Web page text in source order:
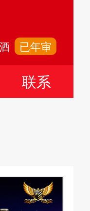
已年审
联系